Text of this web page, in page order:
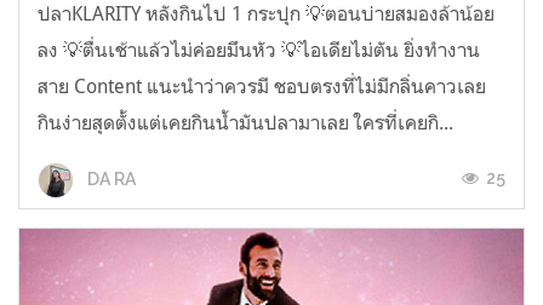
ปลาKLARITY หลังกินไป 1 กระปุก 💡ตอนบ่ายสมองล้าน้อย
ลง 💡ตื่นเช้าแล้วไม่ค่อยมึนหัว 💡ไอเดียไม่ตัน ยิ่งทำงาน
สาย Content แนะนำว่าควรมี ชอบตรงที่ไม่มีกลิ่นคาวเลย
กินง่ายสุดตั้งแต่เคยกินน้ำมันปลามาเลย ใครที่เคยกิ...
DA RA 25